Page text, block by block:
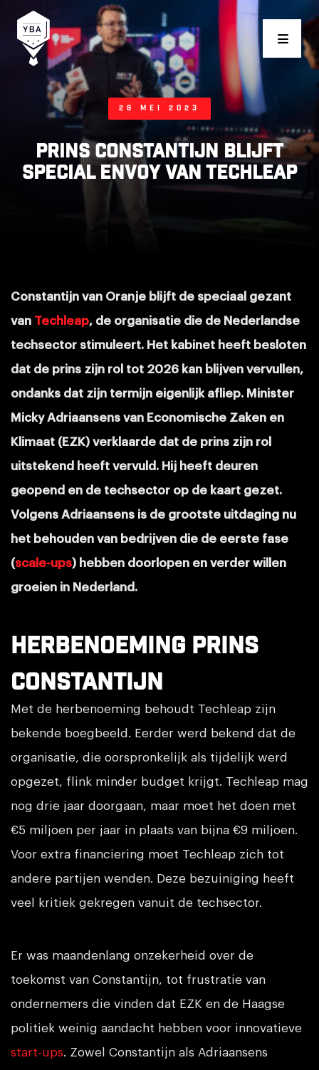
Young Business Award
28 mei 2023
Prins Constantijn blijft
special envoy van Techleap
Constantijn van Oranje blijft de speciaal gezant
van Techleap, de organisatie die de Nederlandse
techsector stimuleert. Het kabinet heeft besloten
dat de prins zijn rol tot 2026 kan blijven vervullen,
ondanks dat zijn termijn eigenlijk afliep. Minister
Micky Adriaansens van Economische Zaken en
Klimaat (EZK) verklaarde dat de prins zijn rol
uitstekend heeft vervuld. Hij heeft deuren
geopend en de techsector op de kaart gezet.
Volgens Adriaansens is de grootste uitdaging nu
het behouden van bedrijven die de eerste fase
(scale-ups) hebben doorlopen en verder willen
groeien in Nederland.
Herbenoeming Prins
Constantijn
Met de herbenoeming behoudt Techleap zijn
bekende boegbeeld. Eerder werd bekend dat de
organisatie, die oorspronkelijk als tijdelijk werd
opgezet, flink minder budget krijgt. Techleap mag
nog drie jaar doorgaan, maar moet het doen met
€5 miljoen per jaar in plaats van bijna €9 miljoen.
Voor extra financiering moet Techleap zich tot
andere partijen wenden. Deze bezuiniging heeft
veel kritiek gekregen vanuit de techsector.
Er was maandenlang onzekerheid over de
toekomst van Constantijn, tot frustratie van
ondernemers die vinden dat EZK en de Haagse
politiek weinig aandacht hebben voor innovatieve
start-ups. Zowel Constantijn als Adriaansens